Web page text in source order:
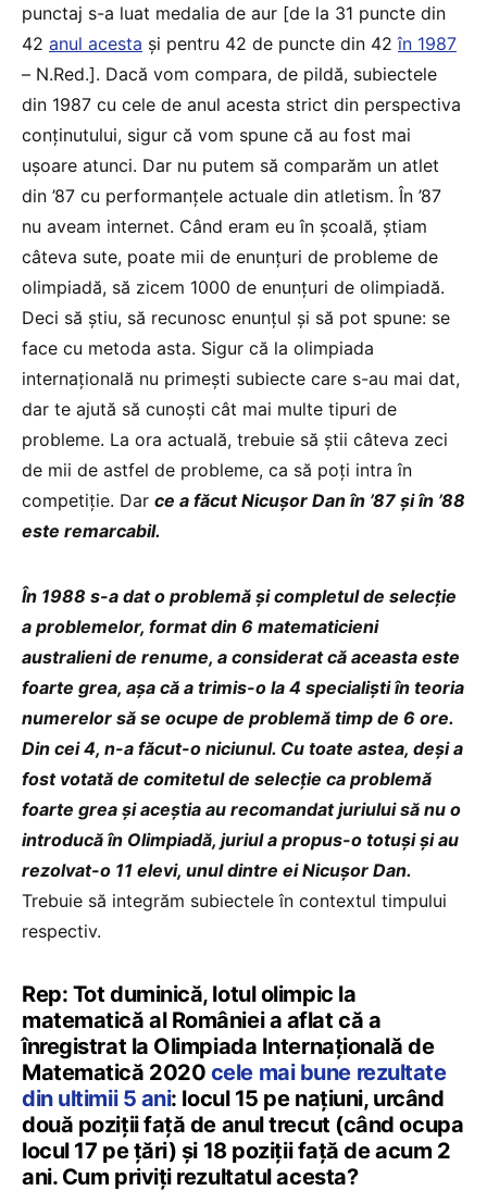
punctaj s-a luat medalia de aur [de la 31 puncte din
42 anul acesta și pentru 42 de puncte din 42în 1987
– N.Red.]. Dacă vom compara, de pildă, subiectele
din 1987 cu cele de anul acesta strict din perspectiva
conținutului, sigur că vom spune că au fost mai
ușoare atunci. Dar nu putem să comparăm un atlet
din ’87 cu performanțele actuale din atletism. În ’87
nu aveam internet. Când eram eu în școală, știam
câteva sute, poate mii de enunțuri de probleme de
olimpiadă, să zicem 1000 de enunțuri de olimpiadă.
Deci să știu, să recunosc enunțul și să pot spune: se
face cu metoda asta. Sigur că la olimpiada
internațională nu primești subiecte care s-au mai dat,
dar te ajută să cunoști cât mai multe tipuri de
probleme. La ora actuală, trebuie să știi câteva zeci
de mii de astfel de probleme, ca să poți intra în
competiție. Dar ce a făcut Nicușor Dan în ’87 și în ’88
este remarcabil.
În 1988 s-a dat o problemă și completul de selecție
a problemelor, format din 6 matematicieni
australieni de renume, a considerat că aceasta este
foarte grea, așa că a trimis-o la 4 specialiști în teoria
numerelor să se ocupe de problemă timp de 6 ore.
Din cei 4, n-a făcut-o niciunul. Cu toate astea, deși a
fost votată de comitetul de selecție ca problemă
foarte grea și aceștia au recomandat juriului să nu o
introducă în Olimpiadă, juriul a propus-o totuși și au
rezolvat-o 11 elevi, unul dintre ei Nicușor Dan.
Trebuie să integrăm subiectele în contextul timpului
respectiv.
Rep: Tot duminică, lotul olimpic la
matematică al României a aflat că a
înregistrat la Olimpiada Internațională de
Matematică 2020 cele mai bune rezultate
din ultimii 5 ani: locul 15 pe națiuni, urcând
două poziții față de anul trecut (când ocupa
locul 17 pe țări) și 18 poziții față de acum 2
ani. Cum priviți rezultatul acesta?